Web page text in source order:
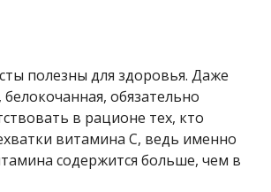
полезны для здоровья. Даже
белокочанная, обязательно
в рационе тех, кто
витамина С, ведь именно
содержится больше, чем в